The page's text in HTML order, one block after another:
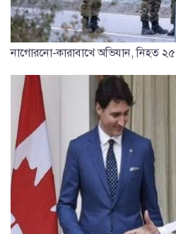
নাগোরনো-কারাবাখে অভিযান, নিহত ২৫